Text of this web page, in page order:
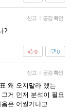
신고 공감 확인
?
0
0
신고 공감 확인
왜 오지말라 했는
거 먼저 분석이 필요
은 어쩔거냐고